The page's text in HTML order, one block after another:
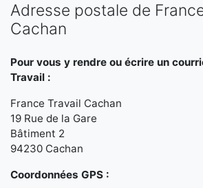
Adresse postale de
Cachan
Pour vous y rendre ou écrire un
Travail :
France Travail Cachan
19 Rue de la Gare
Bâtiment 2
94230 Cachan
Coordonnées GPS :